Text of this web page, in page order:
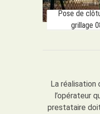
Pose de
grillage
La réalisation
l’opérateur
prestataire